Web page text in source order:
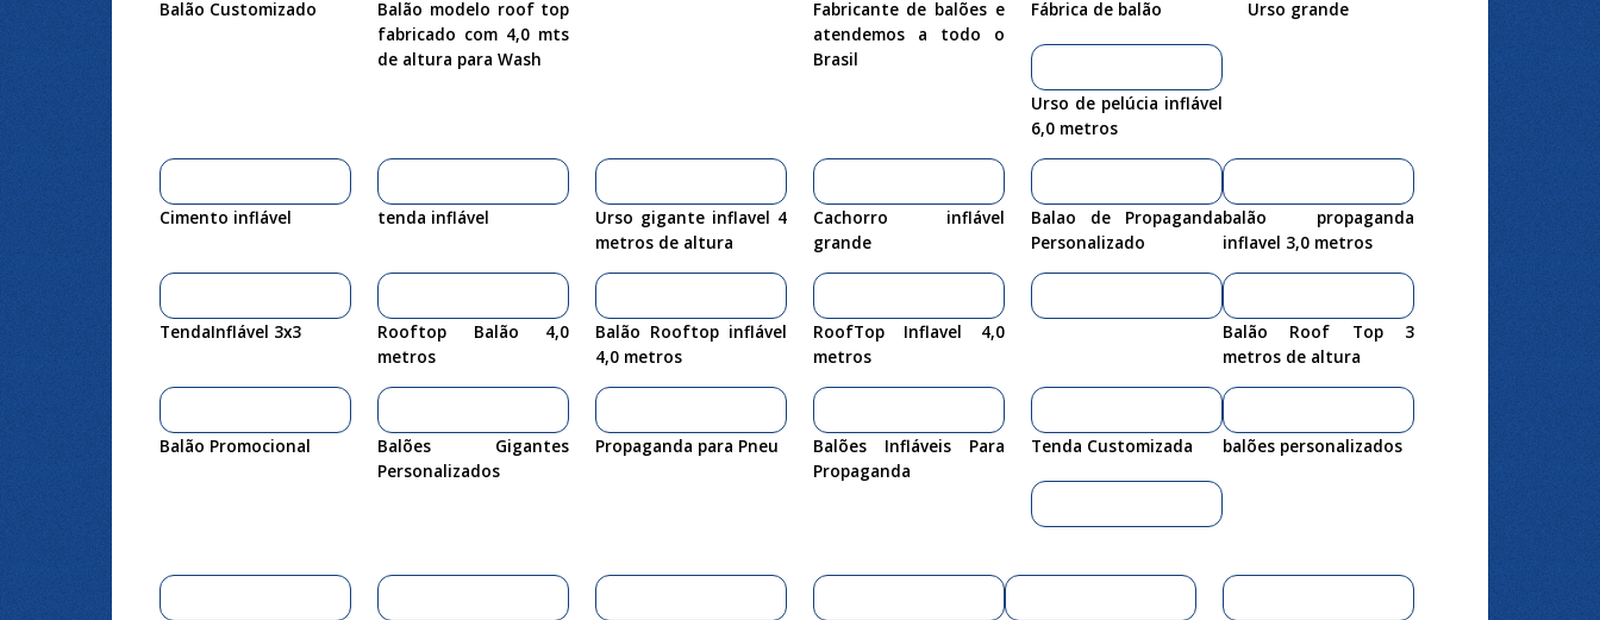
Balão Customizado
Balão modelo roof top
fabricado com 4,0 mts
de altura para Wash
Fabricante de balões e
atendemos a todo o
Brasil
Fábrica de balão Urso grande
Urso de pelúcia inflável
6,0 metros
Cimento inflável tenda inflável
Urso gigante inflavel 4
metros de altura
Cachorro inflável
grande
Balao de Propaganda
Personalizado
balão propaganda
inflavel 3,0 metros
TendaInflável 3x3
Rooftop Balão 4,0
metros
Balão Rooftop inflável
4,0 metros
RoofTop Inflavel 4,0
metros
Balão Roof Top 3
metros de altura
Balão Promocional
Balões Gigantes
Personalizados
Propaganda para Pneu
Balões Infláveis Para
Propaganda
Tenda Customizada balões personalizados